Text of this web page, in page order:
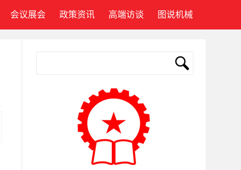
会议展会 政策资讯 高端访谈 图说机械